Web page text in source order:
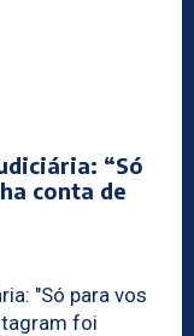
“Só
conta de
"Só para vos
foi